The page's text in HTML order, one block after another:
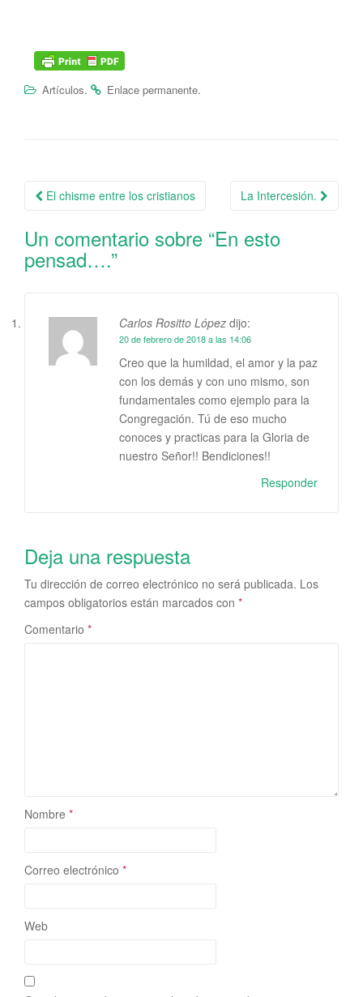
Artículos. Enlace permanente.
Navegación de la entrada
El chisme entre los cristianos La Intercesión.
Un comentario sobre “En esto
pensad….”
Carlos Rositto López dijo:
20 de febrero de 2018 a las 14:06
Creo que la humildad, el amor y la paz
con los demás y con uno mismo, son
fundamentales como ejemplo para la
Congregación. Tú de eso mucho
conoces y practicas para la Gloria de
nuestro Señor!! Bendiciones!!
Responder
Deja una respuesta
Tu dirección de correo electrónico no será publicada. Los
campos obligatorios están marcados con *
Comentario *
Nombre *
Correo electrónico *
Web